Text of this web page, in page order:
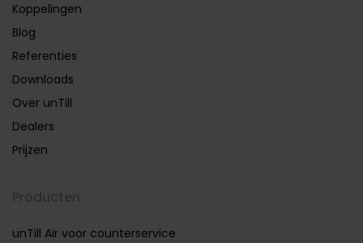
Koppelingen
Blog
Referenties
Downloads
Over unTill
Dealers
Prijzen
unTill Air voor counterservice